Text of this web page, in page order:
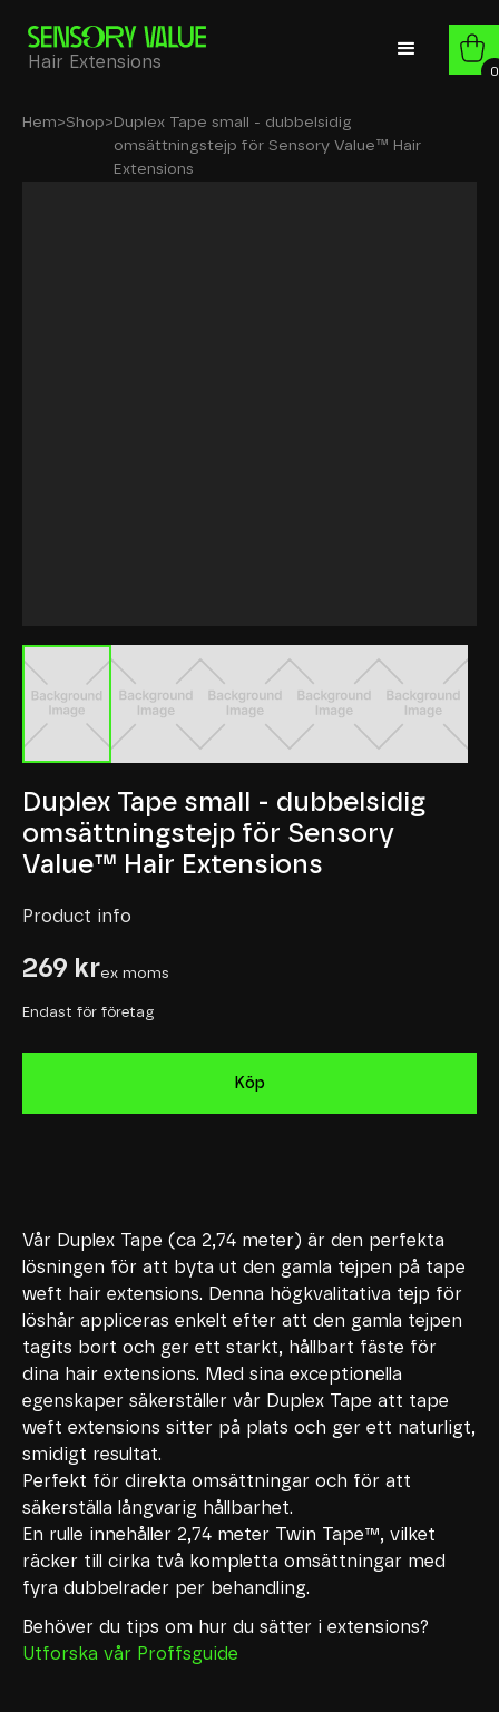
Hair Extensions 0
Hem>Shop> Duplex Tape small - dubbelsidig
omsättningstejp för Sensory Value™ Hair
Extensions
Duplex Tape small - dubbelsidig
omsättningstejp för Sensory
Value™ Hair Extensions
Product info
269 krex moms
Endast för företag
Köp
Vår Duplex Tape (ca 2,74 meter) är den perfekta
lösningen för att byta ut den gamla tejpen på tape
weft hair extensions. Denna högkvalitativa tejp för
löshår appliceras enkelt efter att den gamla tejpen
tagits bort och ger ett starkt, hållbart fäste för
dina hair extensions. Med sina exceptionella
egenskaper säkerställer vår Duplex Tape att tape
weft extensions sitter på plats och ger ett naturligt,
smidigt resultat.
Perfekt för direkta omsättningar och för att
säkerställa långvarig hållbarhet.
En rulle innehåller 2,74 meter Twin Tape™, vilket
räcker till cirka två kompletta omsättningar med
fyra dubbelrader per behandling.
Behöver du tips om hur du sätter i extensions?
Utforska vår Proffsguide